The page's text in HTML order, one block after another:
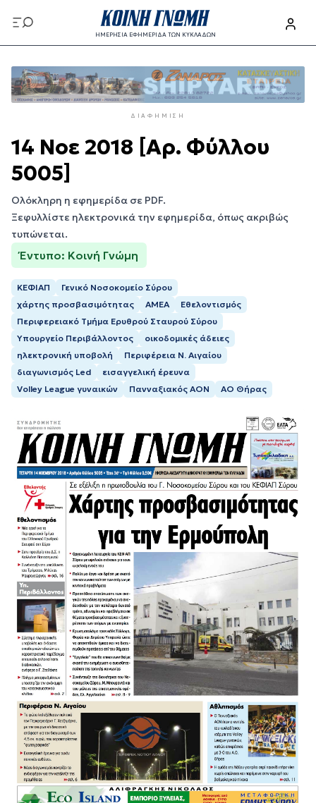
προς
το
περιεχόμενο
ΗΜΕΡΗΣΙΑ ΕΦΗΜΕΡΙΔΑ ΤΩΝ ΚΥΚΛΑΔΩΝ
προς
το
κυρίως
ΔΙΑΦΉΜΙΣΗ
14 Νοε 2018 [Αρ. Φύλλου
5005]
Ολόκληρη η εφημερίδα σε PDF.
Ξεφυλλίστε ηλεκτρονικά την εφημερίδα, όπως ακριβώς
τυπώνεται.
Έντυπο: Κοινή Γνώμη
ΚΕΦΙΑΠ
Γενικό Νοσοκομείο Σύρου
χάρτης προσβασιμότητας
ΑΜΕΑ
Εθελοντισμός
Περιφερειακό Τμήμα Ερυθρού Σταυρού Σύρου
Υπουργείο Περιβάλλοντος
οικοδομικές άδειες
ηλεκτρονική υποβολή
Περιφέρεια Ν. Αιγαίου
διαγωνισμός Led
εισαγγελική έρευνα
Volley League γυναικών
Πανναξιακός ΑΟΝ ΑΟ Θήρας